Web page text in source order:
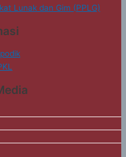
Lunak dan Gim (PPLG)